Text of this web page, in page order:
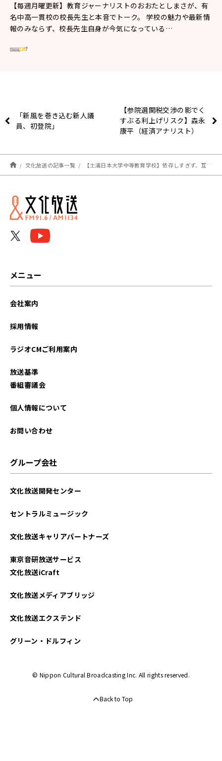
【毎週月曜更新】教育ジャーナリストのおおたとしまさが、有
名中高一貫校の校長先生と本音でトーク。 学校の魅力や最新情
報のみならず、校長先生自身が今気になっている…
「新風を巻き込む新人議
員、初登院」
【参院選関税交渉の影でく
すぶる利上げリスク】森永
康平（経済アナリスト）
2025年8月2日前半】
文化放送の記事一覧 【土浦日本大学中等教育学校】依存しすぎず、互いに適度な距離をとるために「あいさつ」は必要 堀切 浩一 校長先生
メニュー
会社案内
採用情報
ラジオCMご利用案内
放送基準
番組審議会
個人情報について
お問い合わせ
グループ会社
文化放送開発センター
セントラルミュージック
文化放送キャリアパートナーズ
東京音研放送サービス
文化放送iCraft
文化放送メディアブリッジ
文化放送エクステンド
グリーン・ドルフィン
© Nippon Cultural Broadcasting Inc. All rights reserved.
Back to Top